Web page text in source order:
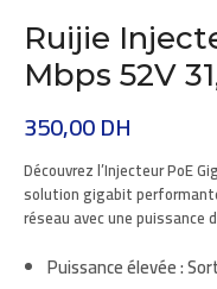
Ruijie
Mbps 52V
350,00DH
Découvrez l’Injecteur PoE
solution gigabit
réseau avec une puissance
Puissance élevée: